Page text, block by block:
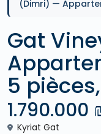
(Dimri) —
Gat
5
1.790.000
Kyriat Gat